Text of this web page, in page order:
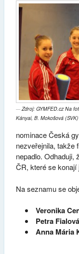
Zdroj: GYMFED.cz Na
Kányai, B. Mokošová (SVK)
nominace Česká
nezveřejnila, takže
nepadlo.
ČR, které se
Na seznamu se
Veronika
Petra Fialová
Anna Mária